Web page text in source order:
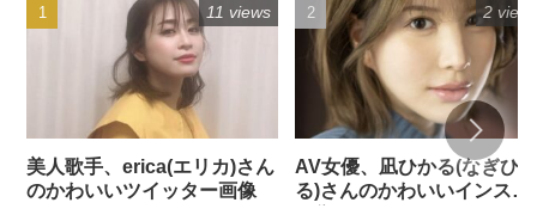
美人歌手、erica(エリカ)さん
のかわいいツイッター画像
11 views
AV女優、凪ひかる(なぎひか
る)さんのかわいいインスタ
2